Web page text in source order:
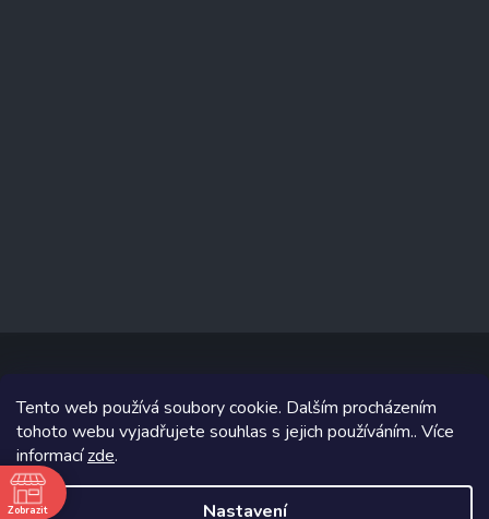
Tento web používá soubory cookie. Dalším procházením
tohoto webu vyjadřujete souhlas s jejich používáním.. Více
informacízde.
Nastavení
Copyright 2026www.prizealize.cz. Všechna práva vyhrazena.
Grafický návrh vytvořil a na Shoptet implementoval
Shoptetak.cz.
Zobrazit